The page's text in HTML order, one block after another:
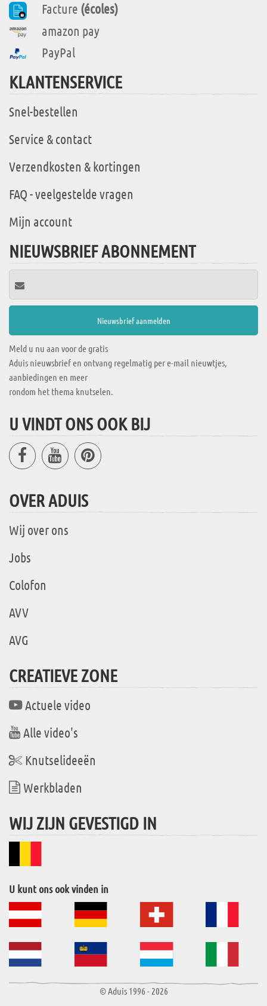
Facture (écoles)
amazon pay
PayPal
KLANTENSERVICE
Snel-bestellen
Service & contact
Verzendkosten & kortingen
FAQ - veelgestelde vragen
Mijn account
NIEUWSBRIEF ABONNEMENT
Meld u nu aan voor de gratis
Aduis nieuwsbrief en ontvang regelmatig per e-mail nieuwtjes,
aanbiedingen en meer
rondom het thema knutselen.
U VINDT ONS OOK BIJ
OVER ADUIS
Wij over ons
Jobs
Colofon
AVV
AVG
CREATIEVE ZONE
Actuele video
Alle video's
Knutselideeën
Werkbladen
WIJ ZIJN GEVESTIGD IN
U kunt ons ook vinden in
© Aduis 1996 - 2026